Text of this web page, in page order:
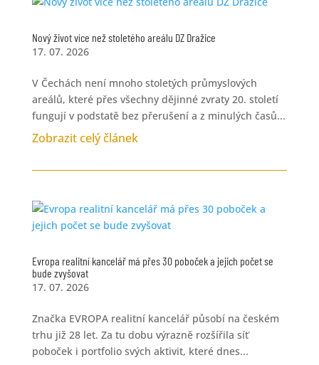
Nový život více než stoletého areálu DZ Dražice
17. 07. 2026
V Čechách není mnoho stoletých průmyslových
areálů, které přes všechny dějinné zvraty 20. století
fungují v podstatě bez přerušení a z minulých časů...
Zobrazit celý článek
Evropa realitní kancelář má přes 30 poboček a jejich počet se
bude zvyšovat
17. 07. 2026
Značka EVROPA realitní kancelář působí na českém
trhu již 28 let. Za tu dobu výrazně rozšířila síť
poboček i portfolio svých aktivit, které dnes...